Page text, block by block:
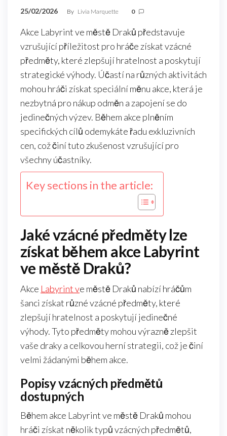
25/02/2026 By Livia Marquette 0
Akce Labyrint ve městě Draků představuje
vzrušující příležitost pro hráče získat vzácné
předměty, které zlepšují hratelnost a poskytují
strategické výhody. Účastí na různých aktivitách
mohou hráči získat speciální měnu akce, která je
nezbytná pro nákup odměn a zapojení se do
jedinečných výzev. Během akce plněním
specifických cílů odemykáte řadu exkluzivních
cen, což činí tuto zkušenost vzrušující pro
všechny účastníky.
Key sections in the article:
Jaké vzácné předměty lze
získat během akce Labyrint
ve městě Draků?
Akce Labyrint ve městě Draků nabízí hráčům
šanci získat různé vzácné předměty, které
zlepšují hratelnost a poskytují jedinečné
výhody. Tyto předměty mohou výrazně zlepšit
vaše draky a celkovou herní strategii, což je činí
velmi žádanými během akce.
Popisy vzácných předmětů
dostupných
Během akce Labyrint ve městě Draků mohou
hráči získat několik typů vzácných předmětů,